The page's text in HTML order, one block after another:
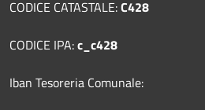
CODICE CATASTALE:C428
CODICE IPA:c_c428
Iban Tesoreria Comunale: